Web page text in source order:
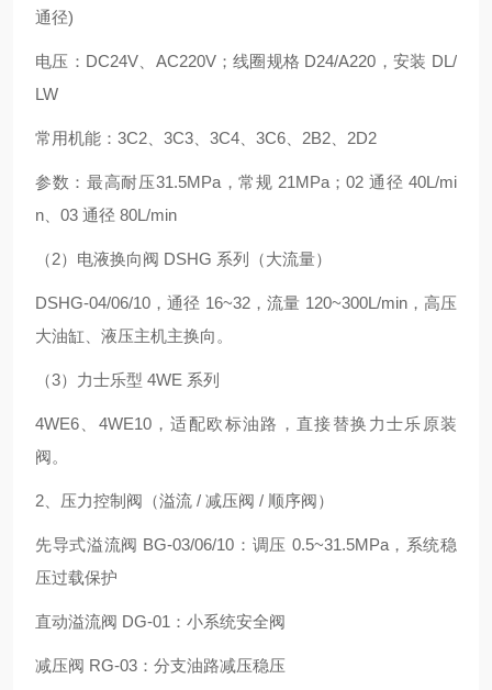
通径)
电压：DC24V、AC220V；线圈规格 D24/A220，安装 DL/
LW
常用机能：3C2、3C3、3C4、3C6、2B2、2D2
参数：最高耐压31.5MPa，常规 21MPa；02 通径 40L/mi
n、03 通径 80L/min
（2）电液换向阀 DSHG 系列（大流量）
DSHG‑04/06/10，通径 16~32，流量 120~300L/min，高压
大油缸、液压主机主换向。
（3）力士乐型 4WE 系列
4WE6、4WE10，适配欧标油路，直接替换力士乐原装
阀。
2、压力控制阀（溢流 / 减压阀 / 顺序阀）
先导式溢流阀 BG‑03/06/10：调压 0.5~31.5MPa，系统稳
压过载保护
直动溢流阀 DG‑01：小系统安全阀
减压阀 RG‑03：分支油路减压稳压